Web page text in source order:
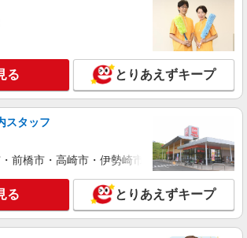
時給1210円 月収例：218410円＝基本給203280
円（1210円×8時間×21日）＋残業代15130円（月
10時間対応時）＋交通費別途支給 ※交通費実費支
給／当社規定あり。
栃木県栃木市 栃木市大平運動公園近くのエリ
ア
詳細を見る
社 インハウスOPs3 平出事業所/FIOS103631
時給1600円 ※月収例26.9万円（残業等含む収
入例） 月収例:269600円（月15日のうち夜勤8日の
場合）1600円×10.5時間×15日＋深夜手当2200円
×8日 ※交通費・休出代別途支給あり ※交通費実
栃木県栃木市 ◇栃木駅から徒歩30分、自転車8
る とりあえずキープ
スタッフ
前橋市・高崎市・伊勢崎市・太田市・館林市
る とりあえずキープ